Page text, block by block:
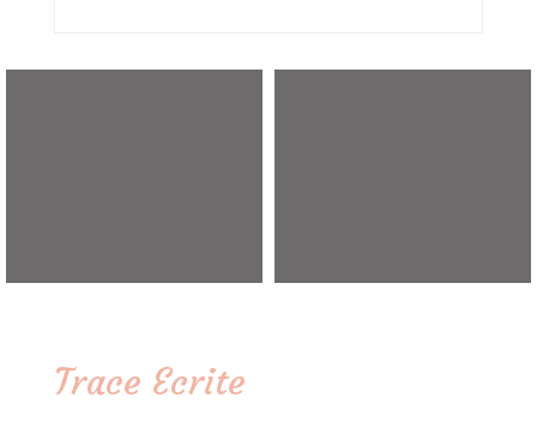
Trace Ecrite